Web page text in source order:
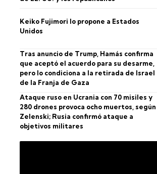
Keiko Fujimori lo propone a Estados
Unidos
Tras anuncio de Trump, Hamás confirma
que aceptó el acuerdo para su desarme,
pero lo condiciona a la retirada de Israel
de la Franja de Gaza
Ataque ruso en Ucrania con 70 misiles y
280 drones provoca ocho muertos, según
Zelenski; Rusia confirmó ataque a
objetivos militares